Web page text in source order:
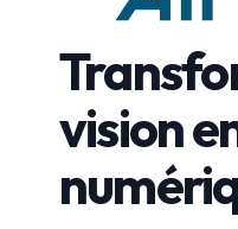
vision